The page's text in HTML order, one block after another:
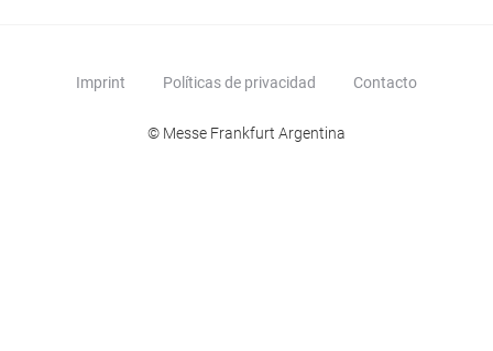
Imprint Políticas de privacidad Contacto
© Messe Frankfurt Argentina